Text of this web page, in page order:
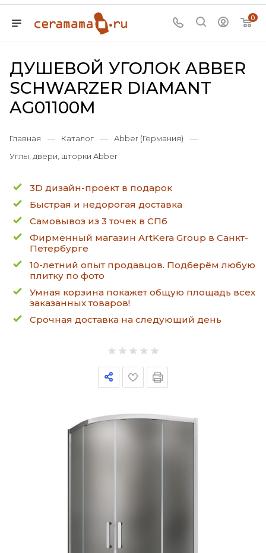
0
ДУШЕВОЙ УГОЛОК ABBER
SCHWARZER DIAMANT
AG01100M
Главная — Каталог — Abber (Германия)
—
Углы, двери, шторки Abber
3D дизайн-проект в подарок
Быстрая и недорогая доставка
Самовывоз из 3 точек в СПб
Фирменный магазин ArtKera Group в Санкт-
Петербурге
10-летний опыт продавцов. Подберём любую
плитку по фото
Умная корзина покажет общую площадь всех
заказанных товаров!
Срочная доставка на следующий день